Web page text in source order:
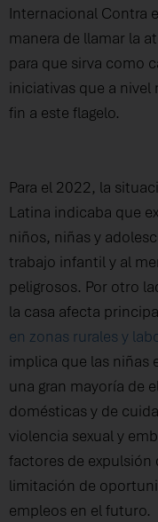
Internacional Contra
manera de llamar la
para que sirva como
iniciativas que a nivel
fin a este flagelo.
Para el 2022, la
Latina indicaba que
niños, niñas y
trabajo infantil y al
peligrosos. Por otro
la casa afecta
en zonas rurales y
implica que las niñas
una gran mayoría de
domésticas y de
violencia sexual y
factores de expulsión
limitación de
empleos en el futuro.